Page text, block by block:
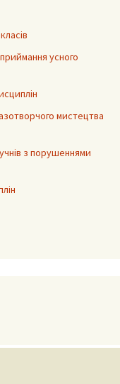
усного
мистецтва
з порушеннями